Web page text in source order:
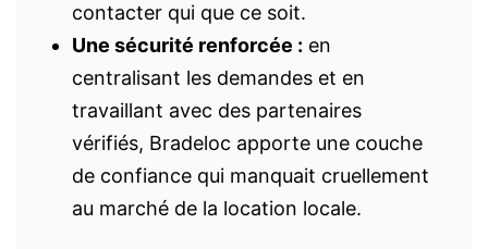
contacter qui que ce soit.
Une sécurité renforcée : en
centralisant les demandes et en
travaillant avec des partenaires
vérifiés, Bradeloc apporte une couche
de confiance qui manquait cruellement
au marché de la location locale.